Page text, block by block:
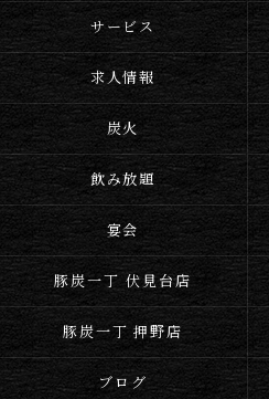
サービス
求人情報
炭火
飲み放題
宴会
豚炭一丁 伏見台店
豚炭一丁 押野店
ブログ